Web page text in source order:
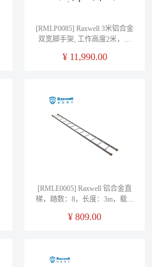
[RMLP0085] Raxwell 3米铝合金
双宽脚手架, 工作高度2米，工
¥ 11,990.00
[RMLE0005] Raxwell 铝合金直
梯，踏数：8，长度：3m，载重
¥809.00